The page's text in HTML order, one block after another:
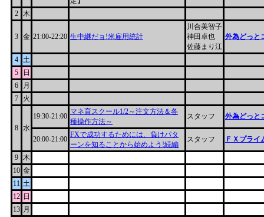
2
木
3 金 21:00-22:20 生中継だョ!米雇用統計
川合美智子
神田卓也
佐藤まり江
外為どっと
4
土
5
日
6
月
7
火
8 水
19:30-21:00
マネ育スクール1/2～注文方法＆各
種操作方法～
スタッフ 外為どっと
20:00-21:00
FXで成功するためには、負けパタ
ーンを知ることから始めよう!続編
スタッフ ＦＸプライ
9
木
10 金
11 土
12 日
13 月